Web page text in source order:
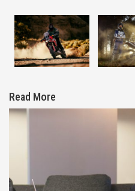
Read More